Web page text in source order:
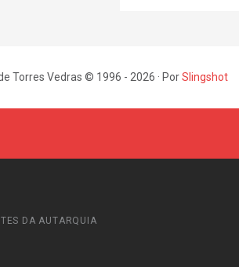
Torres Vedras © 1996 - 2026 · PorSlingshot
DA AUTARQUIA